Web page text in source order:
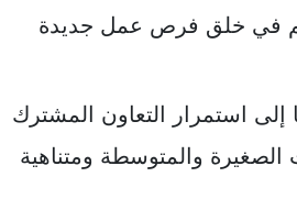
في خلق فرص عمل جديدة
استمرار التعاون المشترك
والمتوسطة ومتناهية